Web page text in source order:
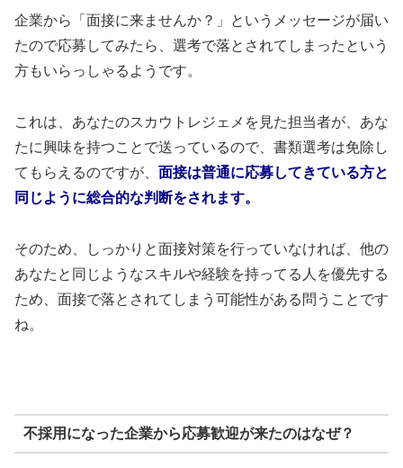
企業から「面接に来ませんか？」というメッセージが届い
たので応募してみたら、選考で落とされてしまったという
方もいらっしゃるようです。
これは、あなたのスカウトレジェメを見た担当者が、あな
たに興味を持つことで送っているので、書類選考は免除し
てもらえるのですが、 面接は普通に応募してきている方と
同じように総合的な判断をされます。
そのため、しっかりと面接対策を行っていなければ、他の
あなたと同じようなスキルや経験を持ってる人を優先する
ため、面接で落とされてしまう可能性がある問うことです
ね。
不採用になった企業から応募歓迎が来たのはなぜ？